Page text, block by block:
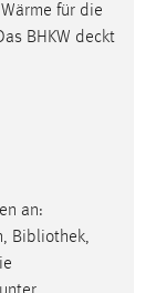
für die
BHKW deckt
an:
Bibliothek,
Website.